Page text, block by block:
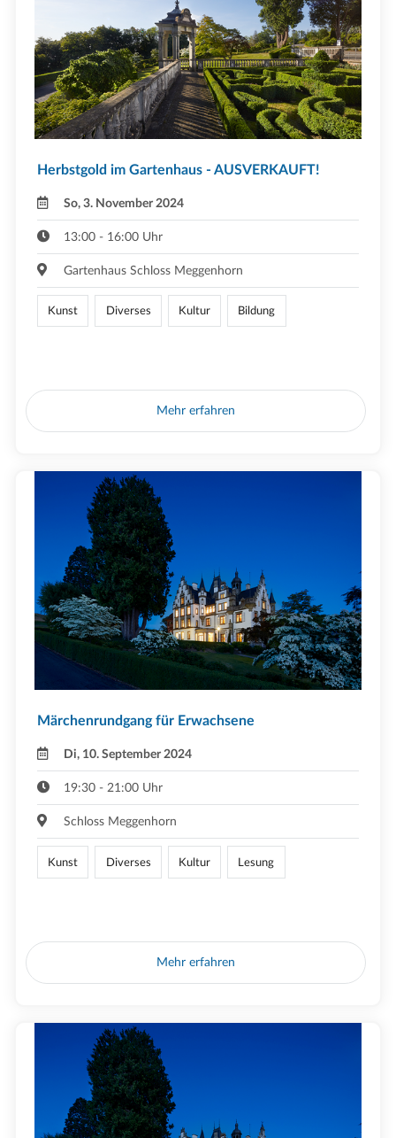
Herbstgold im Gartenhaus - AUSVERKAUFT!
So, 3. November 2024
13:00 - 16:00 Uhr
Gartenhaus Schloss Meggenhorn
Kunst Diverses Kultur Bildung
Mehr erfahren
Märchenrundgang für Erwachsene
Di, 10. September 2024
19:30 - 21:00 Uhr
Schloss Meggenhorn
Kunst Diverses Kultur Lesung
Mehr erfahren